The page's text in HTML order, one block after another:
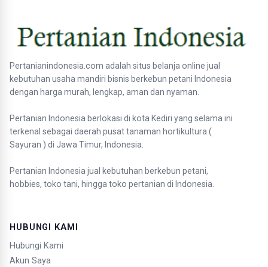
Pertanianindonesia.com adalah situs belanja online jual
kebutuhan usaha mandiri bisnis berkebun petani Indonesia
dengan harga murah, lengkap, aman dan nyaman.
Pertanian Indonesia berlokasi di kota Kediri yang selama ini
terkenal sebagai daerah pusat tanaman hortikultura (
Sayuran ) di Jawa Timur, Indonesia.
Pertanian Indonesia jual kebutuhan berkebun petani,
hobbies, toko tani, hingga toko pertanian di Indonesia.
HUBUNGI KAMI
Hubungi Kami
Akun Saya